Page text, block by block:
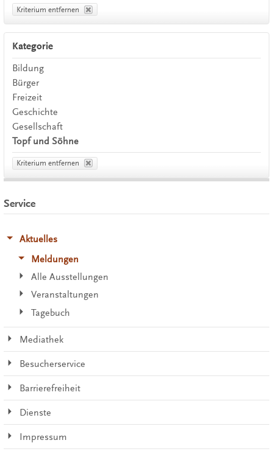
Kriterium entfernen
Kategorie
Bildung
Bürger
Freizeit
Geschichte
Gesellschaft
Topf und Söhne
Kriterium entfernen
Service
Aktuelles
Meldungen
Alle Ausstellungen
Veranstaltungen
Tagebuch
Mediathek
Besucherservice
Barrierefreiheit
Dienste
Impressum